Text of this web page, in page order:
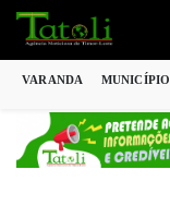
VARANDA MUNICÍPIO